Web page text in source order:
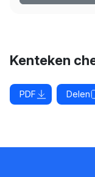
Kenteken
PDF Delen